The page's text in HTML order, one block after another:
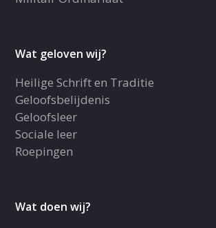
Wat geloven wij?
Heilige Schrift en Traditie
Geloofsbelijdenis
Geloofsleer
Sociale leer
Roepingen
Wat doen wij?